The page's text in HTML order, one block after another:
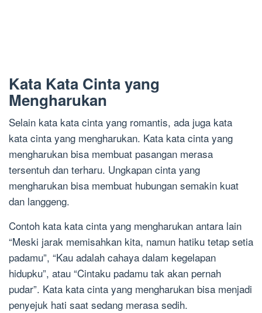
Kata Kata Cinta yang
Mengharukan
Selain kata kata cinta yang romantis, ada juga kata
kata cinta yang mengharukan. Kata kata cinta yang
mengharukan bisa membuat pasangan merasa
tersentuh dan terharu. Ungkapan cinta yang
mengharukan bisa membuat hubungan semakin kuat
dan langgeng.
Contoh kata kata cinta yang mengharukan antara lain
“Meski jarak memisahkan kita, namun hatiku tetap setia
padamu”, “Kau adalah cahaya dalam kegelapan
hidupku”, atau “Cintaku padamu tak akan pernah
pudar”. Kata kata cinta yang mengharukan bisa menjadi
penyejuk hati saat sedang merasa sedih.